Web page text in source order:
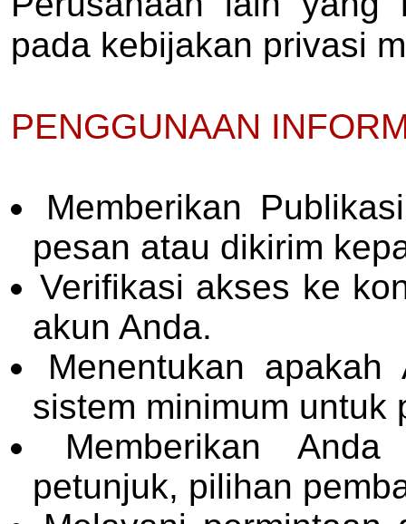
pada kebijakan privasi
PENGGUNAAN
Memberikan
pesan atau dikirim
Verifikasi akses ke
akun Anda.
Menentukan apakah
sistem minimum untuk
Memberikan
petunjuk, pilihan